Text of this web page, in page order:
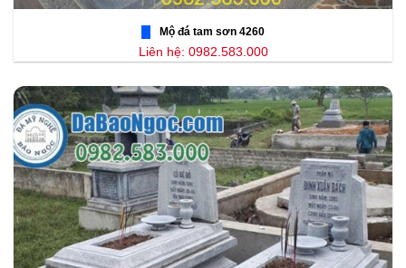
Mộ đá tam sơn 4260
Liên hệ: 0982.583.000